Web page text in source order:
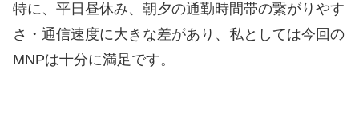
特に、平日昼休み、朝夕の通勤時間帯の繋がりやす
さ・通信速度に大きな差があり、私としては今回の
MNPは十分に満足です。